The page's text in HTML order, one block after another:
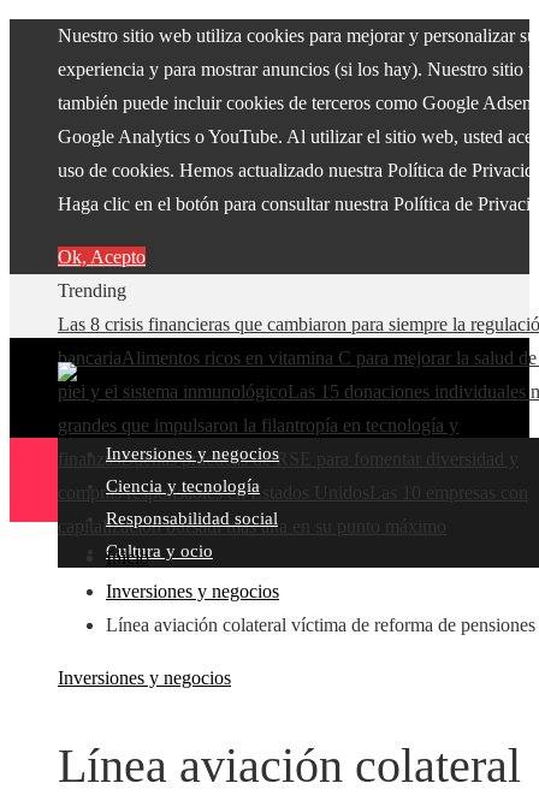
Nuestro sitio web utiliza cookies para mejorar y personalizar su
experiencia y para mostrar anuncios (si los hay). Nuestro sitio
también puede incluir cookies de terceros como Google
Google Analytics o YouTube. Al utilizar el sitio web, usted
uso de cookies. Hemos actualizado nuestra Política de
Haga clic en el botón para consultar nuestra Política de
Ok, Acepto
Trending
Las 8 crisis financieras que cambiaron para siempre la
bancariaAlimentos ricos en vitamina C para mejorar la salud
piel y el sistema inmunológicoLas 15 donaciones individuales
grandes que impulsaron la filantropía en tecnología y
finanzasBuenas prácticas de RSE para fomentar diversidad y
compras responsables en Estados Unidos
capitalización bursátil más alta en su punto máximo
Inversiones y negocios
Ciencia y tecnología
Responsabilidad social
Cultura y ocio
Inicio
Inversiones y negocios
Línea aviación colateral víctima de reforma de pensiones
Inversiones y negocios
Línea aviación colateral